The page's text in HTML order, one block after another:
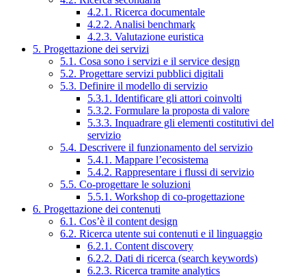
4.2.1. Ricerca documentale
4.2.2. Analisi benchmark
4.2.3. Valutazione euristica
5. Progettazione dei servizi
5.1. Cosa sono i servizi e il service design
5.2. Progettare servizi pubblici digitali
5.3. Definire il modello di servizio
5.3.1. Identificare gli attori coinvolti
5.3.2. Formulare la proposta di valore
5.3.3. Inquadrare gli elementi costitutivi del
servizio
5.4. Descrivere il funzionamento del servizio
5.4.1. Mappare l’ecosistema
5.4.2. Rappresentare i flussi di servizio
5.5. Co-progettare le soluzioni
5.5.1. Workshop di co-progettazione
6. Progettazione dei contenuti
6.1. Cos’è il content design
6.2. Ricerca utente sui contenuti e il linguaggio
6.2.1. Content discovery
6.2.2. Dati di ricerca (search keywords)
6.2.3. Ricerca tramite analytics